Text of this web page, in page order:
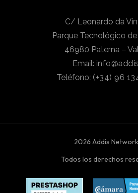
C/ Leonardo da
Parque Tecnológico de
46980 Paterna –
Email:
Teléfono: (+34) 96
2026 Addis Network
Todos los derechos